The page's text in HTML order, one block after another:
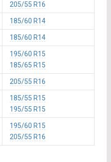
205/55 R16
185/60 R14
185/60 R14
195/60 R15
185/65 R15
205/55 R16
185/55 R15
195/55 R15
195/60 R15
205/55 R16